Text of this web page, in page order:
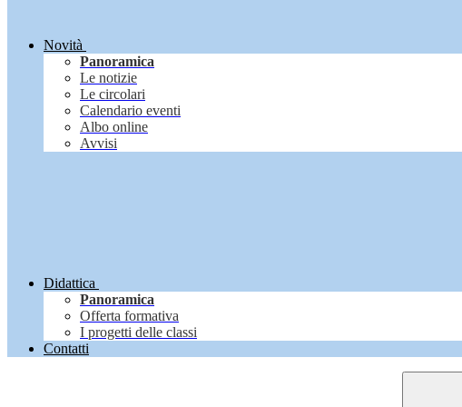
Novità
Panoramica
Le notizie
Le circolari
Calendario eventi
Albo online
Avvisi
Didattica
Panoramica
Offerta formativa
I progetti delle classi
Contatti